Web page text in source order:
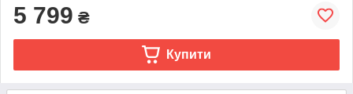
5 799 ₴
Купити